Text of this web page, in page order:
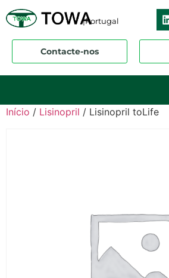
|Portugal
Contacte-nos
Início / Lisinopril / Lisinopril toLife